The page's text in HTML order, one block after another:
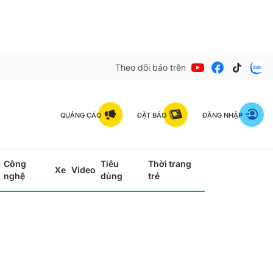
Theo dõi báo trên
QUẢNG CÁO ĐẶT BÁO ĐĂNG NHẬP
Công
nghệ
Xe Video
Tiêu
dùng
Thời trang
trẻ